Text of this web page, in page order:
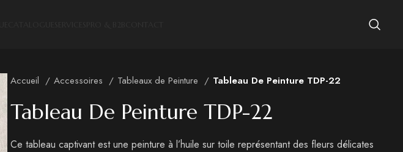
Accueil Accessoires Tableaux de Peinture Tableau De Peinture TDP-22
Tableau De Peinture TDP-22
Ce tableau captivant est une peinture à l’huile sur toile représentant des fleurs délicates